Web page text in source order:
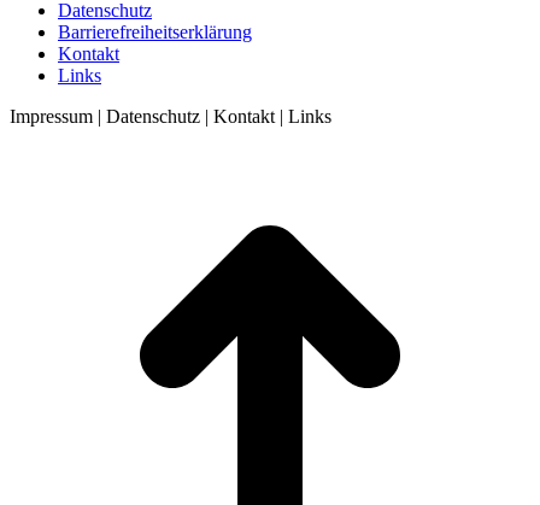
Datenschutz
Barrierefreiheitserklärung
Kontakt
Links
Impressum | Datenschutz | Kontakt | Links